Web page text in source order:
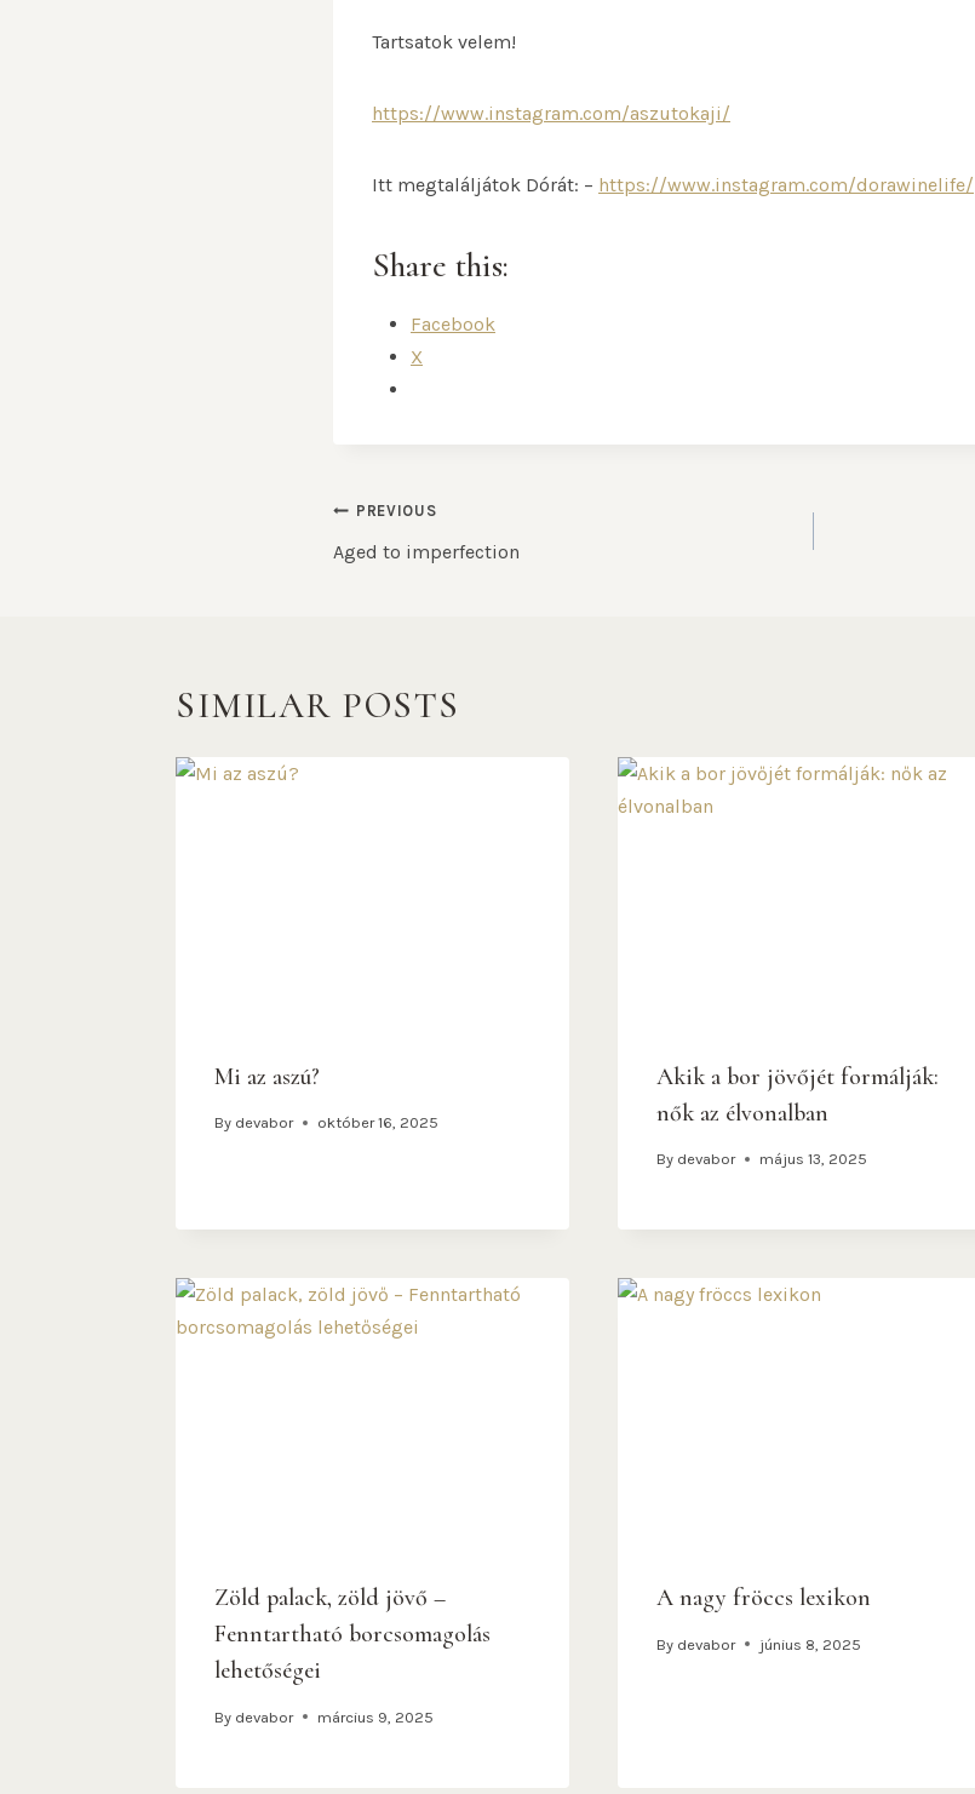
Tartsatok velem!
https://www.instagram.com/aszutokaji/
Itt megtaláljátok Dórát: – https://www.instagram.com/dorawinelife/
Share this:
Facebook
X
PREVIOUS
Aged to imperfection
SIMILAR POSTS
Mi az aszú?
By devabor október 16, 2025
Akik a bor jövőjét formálják:
nők az élvonalban
By devabor május 13, 2025
Zöld palack, zöld jövő –
Fenntartható borcsomagolás
lehetőségei
By devabor március 9, 2025
A nagy fröccs lexikon
By devabor június 8, 2025